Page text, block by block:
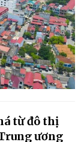
từ đô thị
ương